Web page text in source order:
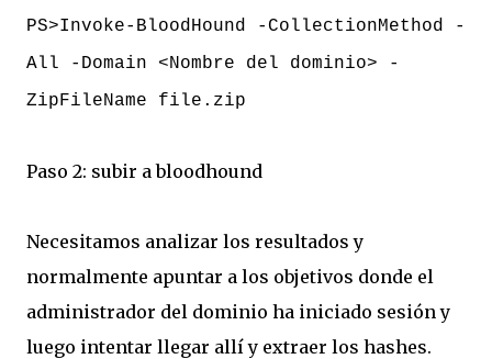
PS>Invoke-BloodHound -CollectionMethod -
All -Domain <Nombre del dominio> -
ZipFileName file.zip
Paso 2: subir a bloodhound
Necesitamos analizar los resultados y
normalmente apuntar a los objetivos donde el
administrador del dominio ha iniciado sesión y
luego intentar llegar allí y extraer los hashes.